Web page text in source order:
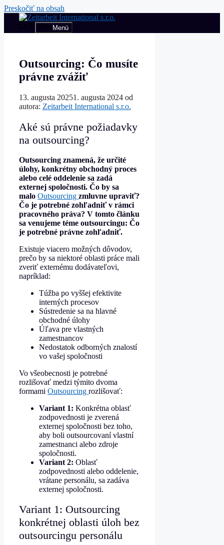
Preskočiť na obsah
Menü
Outsourcing: Čo musíte
právne zvážiť
13. augusta 20251. augusta 2024 od
autora: Zeitarbeit International s.r.o.
Aké sú právne požiadavky
na outsourcing?
Outsourcing znamená, že určité
úlohy, konkrétny obchodný proces
alebo celé oddelenie sa zadá
externej spoločnosti. Čo by sa
malo Outsourcing zmluvne upraviť?
Čo je potrebné zohľadniť v rámci
pracovného práva? V tomto článku
sa venujeme téme outsourcingu: Čo
je potrebné právne zohľadniť.
Existuje viacero možných dôvodov,
prečo by sa niektoré oblasti práce mali
zveriť externému dodávateľovi,
napríklad:
Túžba po vyššej efektivite
interných procesov
Sústredenie sa na hlavné
obchodné úlohy
Úľava pre vlastných
zamestnancov
Nedostatok odborných znalostí
vo vašej spoločnosti
Vo všeobecnosti je potrebné
rozlišovať medzi týmito dvoma
formami Outsourcing rozlišovať:
Variant 1: Konkrétna oblasť
zodpovednosti je zverená
externej spoločnosti bez toho,
aby boli outsourcovaní vlastní
zamestnanci alebo zdroje
spoločnosti.
Variant 2: Oblasť
zodpovednosti alebo oddelenie,
vrátane personálu, sa zadáva
externej spoločnosti.
Variant 1: Outsourcing
konkrétnej oblasti úloh bez
outsourcingu personálu